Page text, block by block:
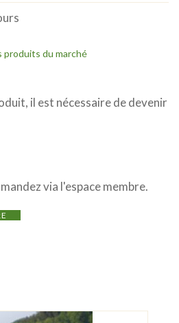
produits du marché
il est nécessaire de devenir
via l'espace membre.